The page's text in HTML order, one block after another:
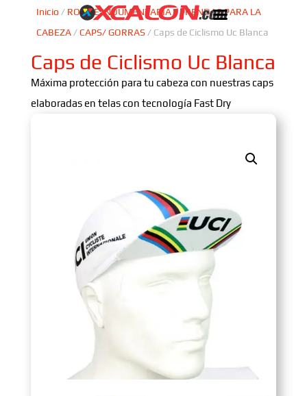
Inicio / ROPA E INDUMENTARIA/PRENDAS PARA LA
CABEZA/CAPS/ GORRAS/ Caps de Ciclismo Uc Blanca
Caps de Ciclismo Uc Blanca
Máxima protección para tu cabeza con nuestras caps
elaboradas en telas con tecnología Fast Dry